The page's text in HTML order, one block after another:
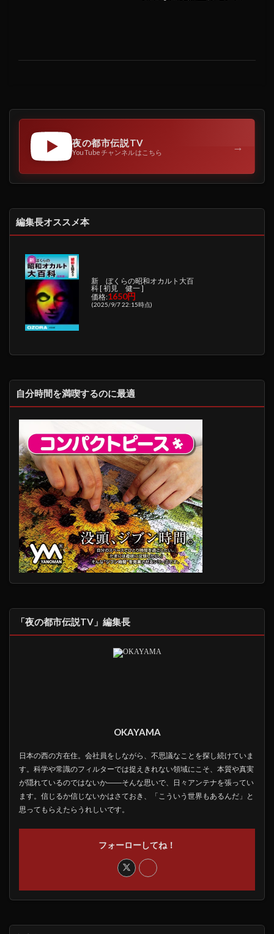
夜の都市伝説TV
YouTubeチャンネルはこちら →
編集長オススメ本
新 ぼくらの昭和オカルト大百
科 [ 初見 健一 ]
価格:1650円
(2025/9/7 22:15時点)
自分時間を満喫するのに最適
「夜の都市伝説TV」編集長
OKAYAMA
日本の西の方在住。会社員をしながら、不思議なことを探し続けていま
す。科学や常識のフィルターでは捉えきれない領域にこそ、本質や真実
が隠れているのではないか――そんな思いで、日々アンテナを張ってい
ます。信じるか信じないかはさておき、「こういう世界もあるんだ」と
思ってもらえたらうれしいです。
フォーローしてね！